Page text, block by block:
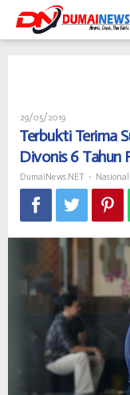
content
29/05/2019Oleh
Terbukti Terima
Divonis 6 Tahun
DumaiNews.NET - Nasional